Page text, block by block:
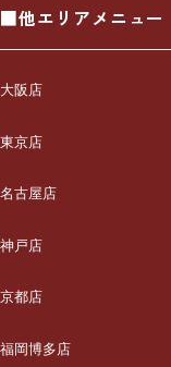
■他エリアメニュー
大阪店
一休について
ご利用の流れ
メニュー/料金
出張エリア
ブログ
東京店
一休について
ご利用の流れ
メニュー/料金
出張エリア
名古屋店
一休について
ご利用の流れ
メニュー/料金
神戸店
一休について
ご利用の流れ
京都店
一休について
福岡博多店